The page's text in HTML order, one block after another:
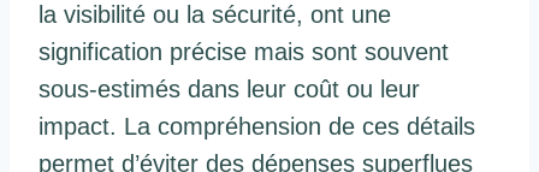
la visibilité ou la sécurité, ont une
signification précise mais sont souvent
sous-estimés dans leur coût ou leur
impact. La compréhension de ces détails
permet d’éviter des dépenses superflues